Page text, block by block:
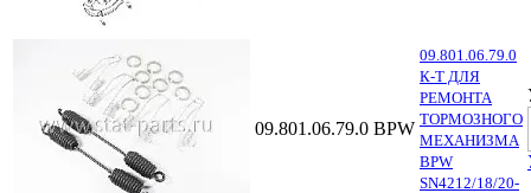
09.801.06.79.0 BPW
09.801.06.79.0
К-Т ДЛЯ
РЕМОНТА
ТОРМОЗНОГО
МЕХАНИЗМА
BPW
SN4212/18/20-